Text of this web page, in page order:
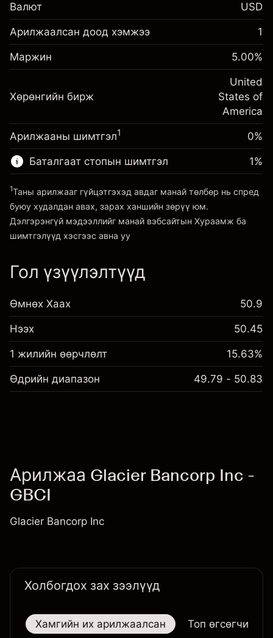
Маржин. Таны хөрөнгө
оруулалт
Шөнийн санхүүжилтийн
тохируулга
Позицын бүрэн хэмжээнээс
-0.021596
%
(-$4.32)
Хөшүүрэгтэй арилжааны хэмжээ
Хөшүүргийн мөнгө ~ $
Платформ руу орох
Маржин. Таны хөрөнгө
оруулалт
$1,000.00
тохируулга
авах төлбөр
-0.000626
%
(-$0.13)
Хөшүүрэгтэй арилжааны хэмжээ
~$20,000.00
Платформ руу орох
Валют USD
Арилжаалсан доод хэмжээ 1
Маржин 5.00%
Хөрөнгийн бирж
United
States of
America
Арилжааны шимтгэл1 0%
Баталгаат стопын шимтгэл
Хураамж ба шимтгэлүүд
1%
1Таны арилжааг гүйцэтгэхэд авдаг манай төлбөр нь спред
буюу худалдан авах, зарах ханшийн зөрүү юм.
Дэлгэрэнгүй мэдээллийг манай вэбсайтын Хураамж ба
шимтгэлүүд хэсгээс авна уу
Гол үзүүлэлтүүд
Өмнөх Хаах 50.9
Нээх 50.45
1 жилийн өөрчлөлт 15.63%
Өдрийн диапазон 49.79 - 50.83
Арилжаа Glacier Bancorp Inc -
GBCI
Glacier Bancorp Inc
Холбогдох зах зээлүүд
Хамгийн их арилжаалсан Топ өгсөгчид